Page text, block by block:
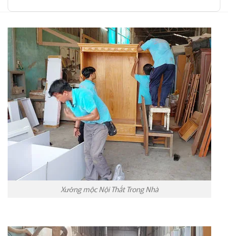
Xưởng mộc Nội Thất Trong Nhà